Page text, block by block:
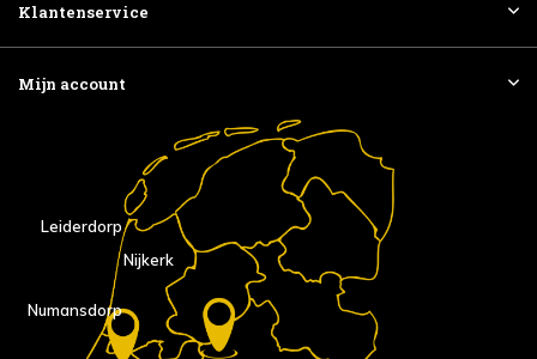
Klantenservice
Mijn account
Nijkerk
Numansdorp
Leiderdorp